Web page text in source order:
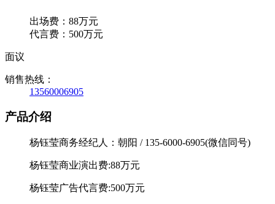
出场费：88万元
代言费：500万元
面议
销售热线：
13560006905
产品介绍
杨钰莹商务经纪人：朝阳 / 135-6000-6905(微信同号)
杨钰莹商业演出费:88万元
杨钰莹广告代言费:500万元